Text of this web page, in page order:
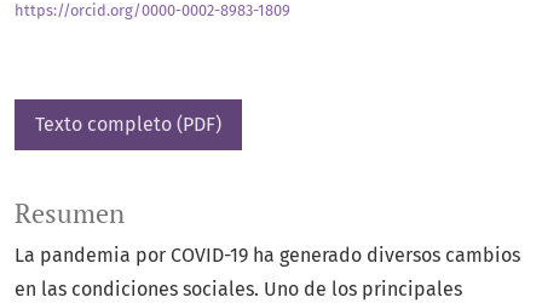
https://orcid.org/0000-0002-8983-1809
Texto completo (PDF)
Resumen
La pandemia por COVID-19 ha generado diversos cambios
en las condiciones sociales. Uno de los principales